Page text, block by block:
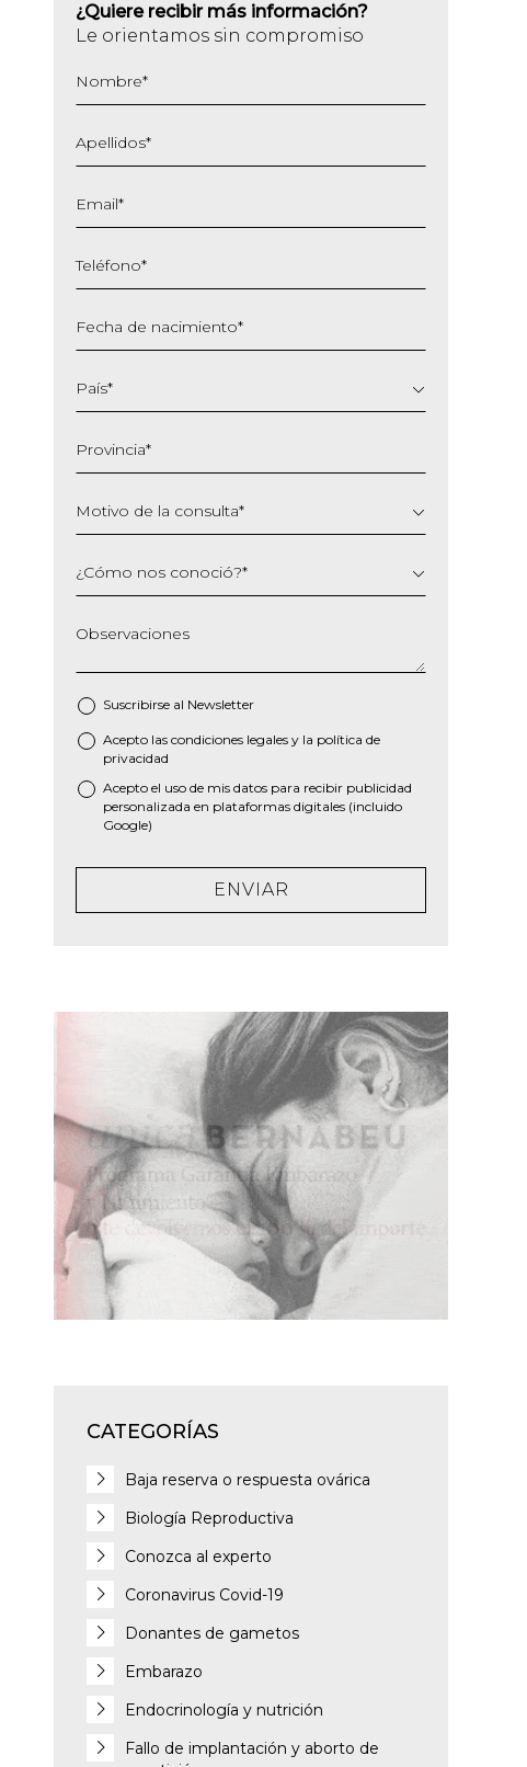
¿Quiere recibir más información?
Le orientamos sin compromiso
Nombre*
Apellidos*
Email*
Teléfono*
Fecha de nacimiento*
barra
MM
AAAA
País*
Provincia*
Motivo de la consulta*
¿Cómo nos conoció?*
Observaciones
Suscribirse al Newsletter
* Acepto las condiciones legales y la política de
privacidad
Acepto el uso de mis datos para recibir publicidad
personalizada en plataformas digitales (incluido
Google)
ENVIAR
CATEGORÍAS
Baja reserva o respuesta ovárica
Biología Reproductiva
Conozca al experto
Coronavirus Covid-19
Donantes de gametos
Embarazo
Endocrinología y nutrición
Fallo de implantación y aborto de